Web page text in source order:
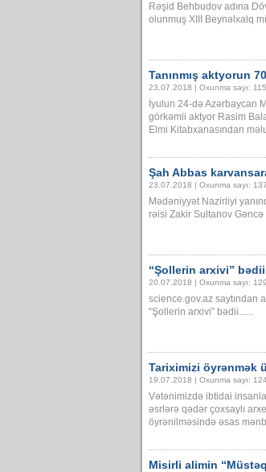
Rəşid Behbudov adına
olunmuş XIII Beynəlxalq
Tanınmış aktyorun
23.07.2018 | Oxunma sayı:
İyulun 24-də Azərbaycan
görkəmli aktyor Rasim
Elmi Kitabxanasından
Şah Abbas
23.07.2018 | Oxunma sayı:
Mədəniyyət Nazirliyi
rəisi Zakir Sultanov
“Şollerin arxivi”
20.07.2018 | Oxunma sayı:
science.gov.az saytından
“Şollerin arxivi” bədii......
Tariximizi öyrənmək
19.07.2018 | Oxunma sayı:
Vətənimizdə ibtidai
əsrlərə qədər çoxsaylı
öyrənilməsində əsas
Misirli alimin